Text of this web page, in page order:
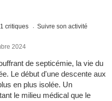
critiques Suivre son activité
2024
de septicémie, la vie du
Le début d'une descente aux
en plus isolée. Un
le milieu médical que le